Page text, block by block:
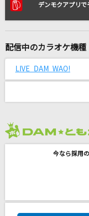
リアルタ
Good Life
[生音]チェリー
デンモクアプリで
配信中のカラオケ機種
LIVE DAM WAO!
今なら採用
DAM★とも